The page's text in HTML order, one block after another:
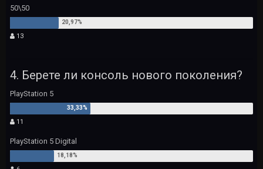
50\50
13
4. Берете ли консоль нового поколения?
PlayStation 5
11
PlayStation 5 Digital